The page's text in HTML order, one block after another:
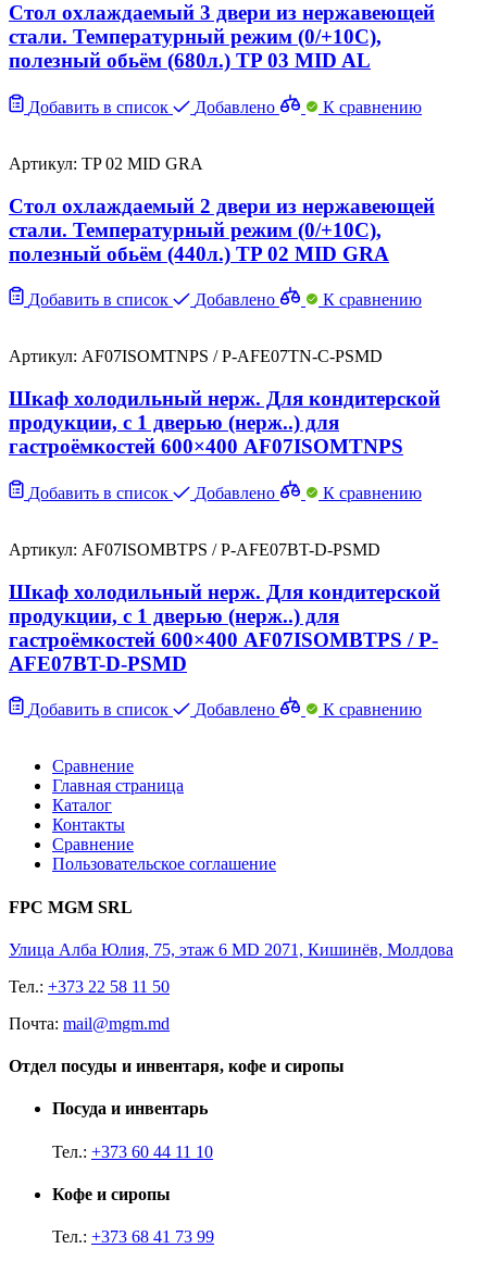
Стол охлаждаемый 3 двери из нержавеющей
стали. Температурный режим (0/+10C),
полезный обьём (680л.) TP 03 MID AL
Добавить в список Добавлено К сравнению
Артикул: TP 02 MID GRA
Стол охлаждаемый 2 двери из нержавеющей
стали. Температурный режим (0/+10C),
полезный обьём (440л.) TP 02 MID GRA
Добавить в список Добавлено К сравнению
Артикул: AF07ISOMTNPS / P-AFE07TN-C-PSMD
Шкаф холодильный нерж. Для кондитерской
продукции, с 1 дверью (нерж..) для
гастроёмкостей 600×400 AF07ISOMTNPS
Добавить в список Добавлено К сравнению
Артикул: AF07ISOMBTPS / P-AFE07BT-D-PSMD
Шкаф холодильный нерж. Для кондитерской
продукции, с 1 дверью (нерж..) для
гастроёмкостей 600×400 AF07ISOMBTPS / P-
AFE07BT-D-PSMD
Добавить в список Добавлено К сравнению
Сравнение
Главная страница
Каталог
Контакты
Сравнение
Пользовательское соглашение
FPC MGM SRL
Улица Алба Юлия, 75, этаж 6 MD 2071, Кишинёв, Молдова
Тел.: +373 22 58 11 50
Почта: mail@mgm.md
Отдел посуды и инвентаря, кофе и сиропы
Посуда и инвентарь
Тел.: +373 60 44 11 10
Кофе и сиропы
Тел.: +373 68 41 73 99